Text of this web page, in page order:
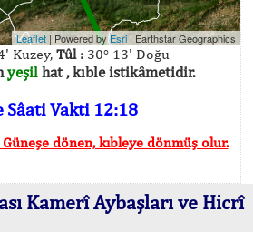
Leaflet | Powered byEsri| Earthstar Geographics
Kuzey, Tûl :30° 13' Doğu
yeşilhat , kıble istikâmetidir.
Sâati Vakti 12:18
dönen, kıbleye dönmüş olur.
Kamerî Aybaşları ve Hicrî